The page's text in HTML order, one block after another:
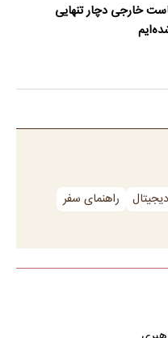
خارجی دچار تنهایی
راهنمای سفر